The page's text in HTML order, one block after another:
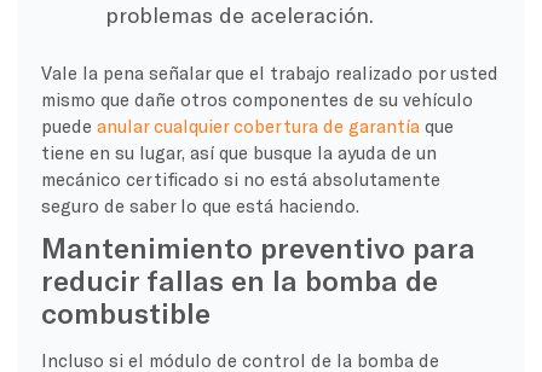
problemas de aceleración.
Vale la pena señalar que el trabajo realizado por usted
mismo que dañe otros componentes de su vehículo
puede anular cualquier cobertura de garantíaque
tiene en su lugar, así que busque la ayuda de un
mecánico certificado si no está absolutamente
seguro de saber lo que está haciendo.
Mantenimiento preventivo para
reducir fallas en la bomba de
combustible
Incluso si el módulo de control de la bomba de